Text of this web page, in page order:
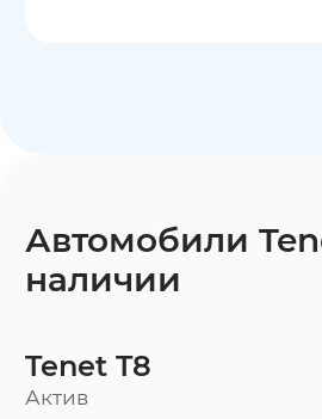
Автомобили
наличии
Tenet T8
Актив